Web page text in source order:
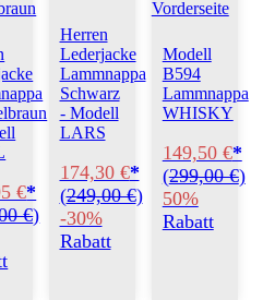
€*
€)
Herren
Lederjacke
Lammnappa
Schwarz
- Modell
LARS
174,30 €*
(249,00 €)
-30%
Rabatt
Modell
B594
Lammnappa
WHISKY
149,50 €*
(299,00 €)
50%
Rabatt